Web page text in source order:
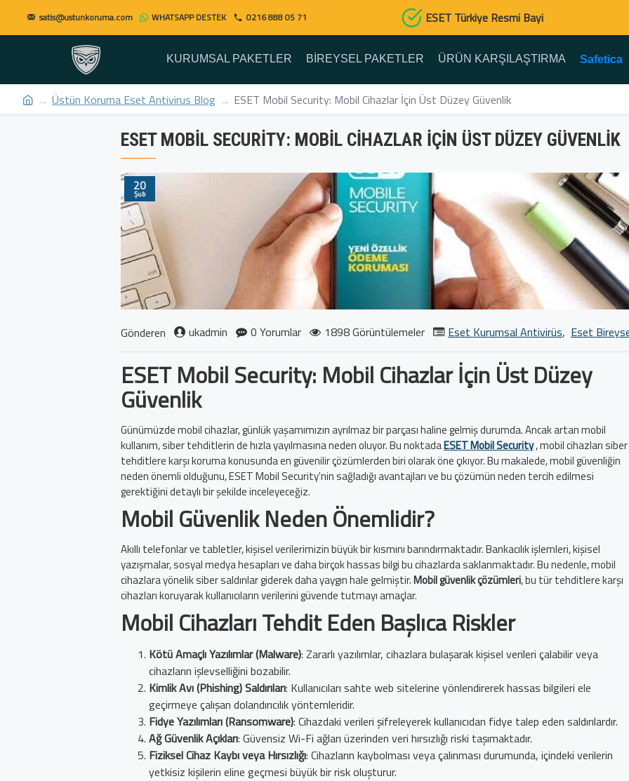
satis@ustunkoruma.com WHATSAPP DESTEK 0216 888 05 71 ESET Türkiye Resmi Bayi
KURUMSAL PAKETLER BIREYSEL PAKETLER ÜRÜN KARŞILAŞTIRMA Safetica
Üstün Koruma Eset Antivirus Blog ESET Mobil Security: Mobil Cihazlar İçin Üst Düzey Güvenlik
ESET MOBIL SECURITY: MOBIL CIHAZLAR İÇIN ÜST DÜZEY GÜVENLIK
20
Şub
Gönderen ukadmin 0 Yorumlar 1898 Görüntülemeler Eset Kurumsal Antivirüs, Eset
ESET Mobil Security: Mobil Cihazlar İçin Üst Düzey
Güvenlik
Günümüzde mobil cihazlar, günlük yaşamımızın ayrılmaz bir parçası haline gelmiş durumda. Ancak artan mobil
kullanım, siber tehditlerin de hızla yayılmasına neden oluyor. Bu noktadaESET Mobil Security, mobil cihazları siber
tehditlere karşı koruma konusunda en güvenilir çözümlerden biri olarak öne çıkıyor. Bu makalede, mobil güvenliğin
neden önemli olduğunu, ESET Mobil Security'nin sağladığı avantajları ve bu çözümün neden tercih edilmesi
gerektiğini detaylı bir şekilde inceleyeceğiz.
Mobil Güvenlik Neden Önemlidir?
Akıllı telefonlar ve tabletler, kişisel verilerimizin büyük bir kısmını barındırmaktadır. Bankacılık işlemleri, kişisel
yazışmalar, sosyal medya hesapları ve daha birçok hassas bilgi bu cihazlarda saklanmaktadır. Bu nedenle, mobil
cihazlara yönelik siber saldırılar giderek daha yaygın hale gelmiştir.Mobil güvenlik çözümleri, bu tür tehditlere karşı
cihazları koruyarak kullanıcıların verilerini güvende tutmayı amaçlar.
Mobil Cihazları Tehdit Eden Başlıca Riskler
Kötü Amaçlı Yazılımlar (Malware): Zararlı yazılımlar, cihazlara bulaşarak kişisel verileri çalabilir veya
cihazların işlevselliğini bozabilir.
Kimlik Avı (Phishing) Saldırıları: Kullanıcıları sahte web sitelerine yönlendirerek hassas bilgileri ele
geçirmeye çalışan dolandırıcılık yöntemleridir.
Fidye Yazılımları (Ransomware): Cihazdaki verileri şifreleyerek kullanıcıdan fidye talep eden saldırılardır.
Ağ Güvenlik Açıkları: Güvensiz Wi-Fi ağları üzerinden veri hırsızlığı riski taşımaktadır.
Fiziksel Cihaz Kaybı veya Hırsızlığı: Cihazların kaybolması veya çalınması durumunda, içindeki verilerin
yetkisiz kişilerin eline geçmesi büyük bir risk oluşturur.